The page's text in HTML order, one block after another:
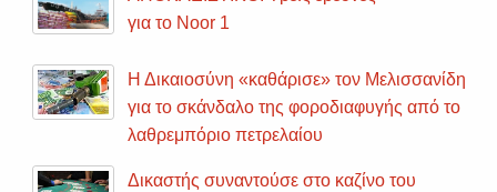
για το Noor 1
Η Δικαιοσύνη «καθάρισε» τον Μελισσανίδη
για το σκάνδαλο της φοροδιαφυγής από το
λαθρεμπόριο πετρελαίου
Δικαστής συναντούσε στο καζίνο του